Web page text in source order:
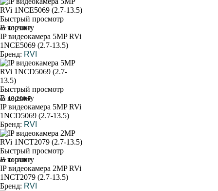
Быстрый просмотр
В корзину
от 13 200 ₽
IP видеокамера 5MP RVi
1NCE5069 (2.7-13.5)
Бренд: RVI
Быстрый просмотр
В корзину
от 13 200 ₽
IP видеокамера 5MP RVi
1NCD5069 (2.7-13.5)
Бренд: RVI
Быстрый просмотр
В корзину
от 11 300 ₽
IP видеокамера 2MP RVi
1NCT2079 (2.7-13.5)
Бренд: RVI